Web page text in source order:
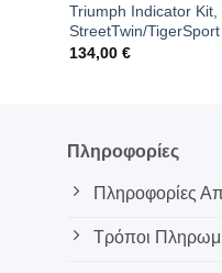
Triumph Indicator
StreetTwin/
134,00€
Πληροφορίες
Πληροφορίες
Τρόποι